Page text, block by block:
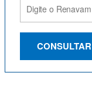
CONSULTAR